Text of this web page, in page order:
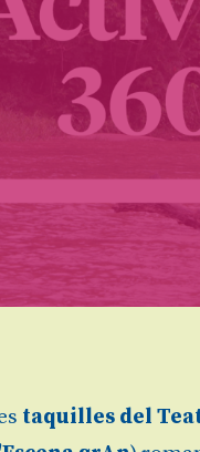
un
i
taquilles del